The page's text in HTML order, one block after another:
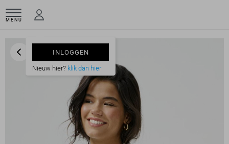
MENU
INLOGGEN
Nieuw hier? klik dan hier